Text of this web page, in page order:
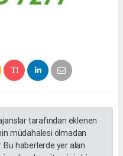
tarafından eklenen
müdahalesi olmadan
Bu haberlerde yer alan